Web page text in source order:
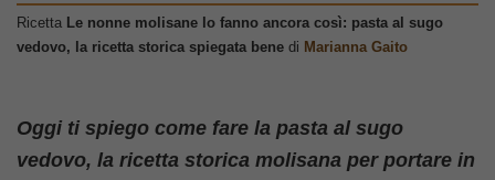
Ricetta Le nonne molisane lo fanno ancora così: pasta al sugo
vedovo, la ricetta storica spiegata bene di Marianna Gaito
Oggi ti spiego come fare la pasta al sugo
vedovo, la ricetta storica molisana per portare in